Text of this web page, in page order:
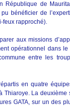
République de
bénéficier de
feux rapproché).
aux missions
opérationnel dans
entre les
en quatre
Thiaroye. La
GATA, sur un des